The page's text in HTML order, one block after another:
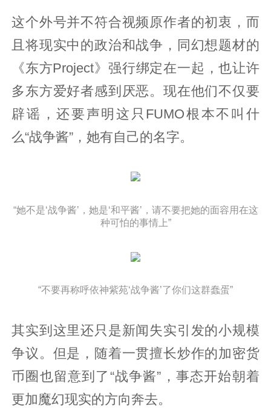
这个外号并不符合视频原作者的初衷，而
且将现实中的政治和战争，同幻想题材的
《东方Project》强行绑定在一起，也让许
多东方爱好者感到厌恶。现在他们不仅要
辟谣，还要声明这只FUMO根本不叫什
么“战争酱”，她有自己的名字。
“她不是‘战争酱’，她是‘和平酱’，请不要把她的面容用在这
种可怕的事情上”
“不要再称呼依神紫苑‘战争酱’了你们这群蠢蛋”
其实到这里还只是新闻失实引发的小规模
争议。但是，随着一贯擅长炒作的加密货
币圈也留意到了“战争酱”，事态开始朝着
更加魔幻现实的方向奔去。